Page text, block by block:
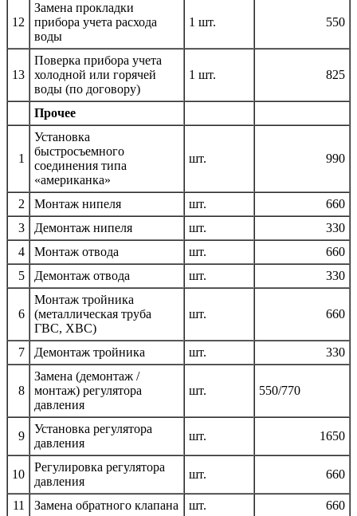
12
Замена прокладки
прибора учета расхода
воды
1 шт. 550
13
Поверка прибора учета
холодной или горячей
воды (по договору)
1 шт. 825
Прочее
1
Установка
быстросъемного
соединения типа
«американка»
шт. 990
2 Монтаж нипеля шт.
660
3
Демонтаж нипеля шт.
330
4
Монтаж отвода шт.
660
5
Демонтаж отвода шт. 330
6
Монтаж тройника
(металлическая труба
ГВС, ХВС)
шт. 660
7 Демонтаж тройника шт. 330
8
Замена (демонтаж /
монтаж) регулятора
давления
шт. 550/770
9
Установка регулятора
давления
шт. 1650
10
Регулировка регулятора
давления
шт. 660
11 Замена обратного клапана шт. 660